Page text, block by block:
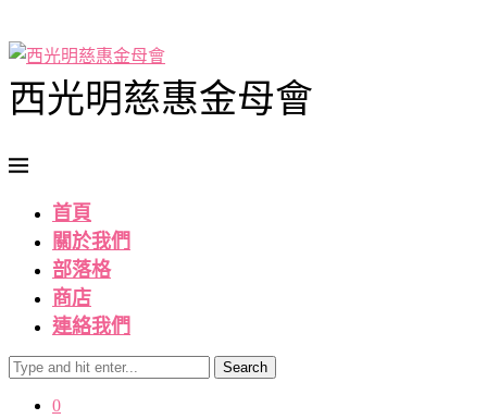
西光明慈惠金母會
首頁
關於我們
部落格
商店
連絡我們
Search
0